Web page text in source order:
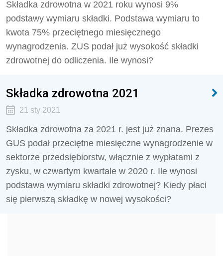
Składka zdrowotna w 2021 roku wynosi 9%
podstawy wymiaru składki. Podstawa wymiaru to
kwota 75% przeciętnego miesięcznego
wynagrodzenia. ZUS podał już wysokość składki
zdrowotnej do odliczenia. Ile wynosi?
Składka zdrowotna 2021
21 sty 2021
Składka zdrowotna za 2021 r. jest już znana. Prezes
GUS podał przeciętne miesięczne wynagrodzenie w
sektorze przedsiębiorstw, włącznie z wypłatami z
zysku, w czwartym kwartale w 2020 r. Ile wynosi
podstawa wymiaru składki zdrowotnej? Kiedy płaci
się pierwszą składkę w nowej wysokości?